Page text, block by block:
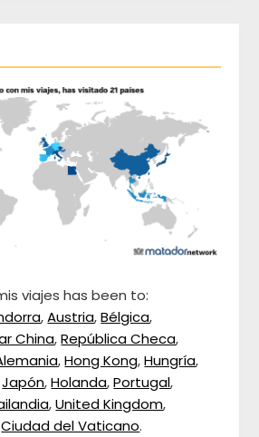
viajes has been to:
,Austria,Bélgica,
China,República Checa,
,Hong Kong,Hungría,
Japón,Holanda,Portugal,
,United Kingdom,
Ciudad del Vaticano.